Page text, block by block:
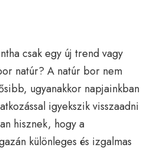
csak egy új trend vagy
natúr? A natúr bor nem
ugyanakkor napjainkban
igyekszik visszaadni
hisznek, hogy a
különleges és izgalmas